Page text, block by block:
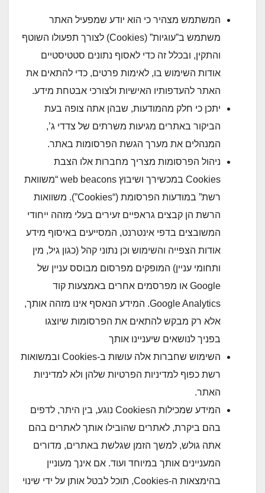
המשתמש מצהיר כי הוא יודע שמפעיל האתר
משתמש ב”עוגיות” (Cookies) לצורך תפעולו השוטף
והתקין, ובכלל זה כדי לאסוף נתונים סטטיסטיים
אודות השימוש בו, לאימות פרטים, כדי להתאים את
האתר להעדפותיו האישיות ולצורכי אבטחת מידע.
יתכן כי חלק מהמודעות, שבהן אתה צופה בעת
הביקור באתרים מגיעות משרתים של צדדי ג’,
המנהלים את מערך הגשת הפרסומות באתר.
ניהול הפרסומות מצריך מחברות אלו הצבת
Cookies במכשירך ושיבוץ web beacons “משוואת
רשת” במודעות הפרסומת (“Cookies”). משוואות
הרשת הן קבצים גראפיים זעירים בעלי מזהה ייחודי
המשובצים בדפי אינטרנט, המסייעים באיסוף מידע
אודות הצפייה והשימוש וכן נתוני קהל (כגון גיל, מין
ותחומי עניין) המופקים מפרסום מבוסס עניין של
Google או מפרסמים אחרים באמצעות קוד
Google Analytics. המידע הנאסף אינו מזהה אותך,
אלא רק מבקש להתאים את הפרסומות שיוצגו
בפניך לנושאים שיעניינו אותך
השימוש שחברות אלה עושות ב-Cookies ובמשואות
רשת כפוף למדיניות הפרטיות שלהן ולא למדיניות
האתר.
המידע שמכילות הCookies נוגע, בין היתר, לדפים
בהם ביקרת, לאתרים שהובילו אותך לאתרים בהם
אתה גולש, למשך הזמן שגלשת באתרים, מדורים
המעניינים אותך במיוחד ועוד. אם אינך מעוניין
בהימצאות ה-Cookies, תוכל לבטל אותן על ידי שינוי